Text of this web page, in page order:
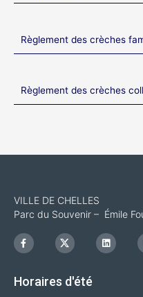
Règlement des crèches
Règlement des crèches
VILLE DE CHELLES
Parc du Souvenir – Émile
F
a
c
o
I
c
o
x
L
i
n
Horaires d'été